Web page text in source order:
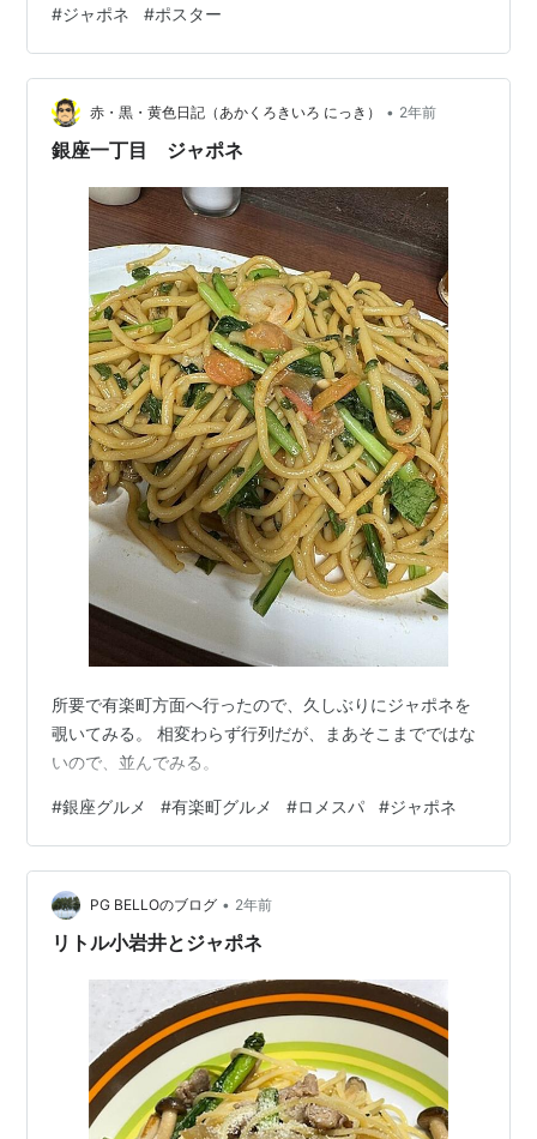
９世紀末パリ。ベル・エポックとよばれるこの時代に活
躍した画家アンリ・ド・トゥールーズ＝ロートレック
（１８６４年－１９０１年）は、歓楽街であったモンマ
ルトルにアトリエを構え、そこに生きる歌手や芸人たち
を描きました。本展は、ロートレックのグラフィック作
#ジャポネ #ポスター
赤・黒・黄色日記（あかくろきいろ にっき） • 2年前
銀座一丁目 ジャポネ
所要で有楽町方面へ行ったので、久しぶりにジャポネを
覗いてみる。 相変わらず行列だが、まあそこまでではな
いので、並んでみる。
#銀座グルメ #有楽町グルメ #ロメスパ #ジャポネ
PG BELLOのブログ • 2年前
リトル小岩井とジャポネ